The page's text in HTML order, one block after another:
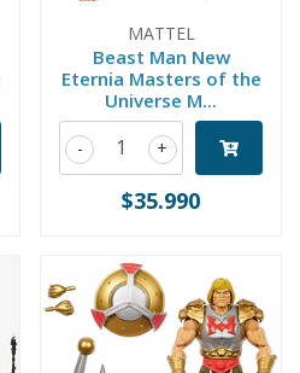
MATTEL
Beast Man New
Eternia Masters of the
Universe M...
+
-
$35.990